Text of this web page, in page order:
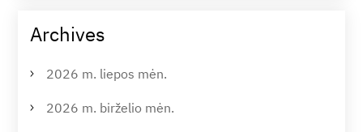
Archives
2026 m. liepos mėn.
2026 m. birželio mėn.